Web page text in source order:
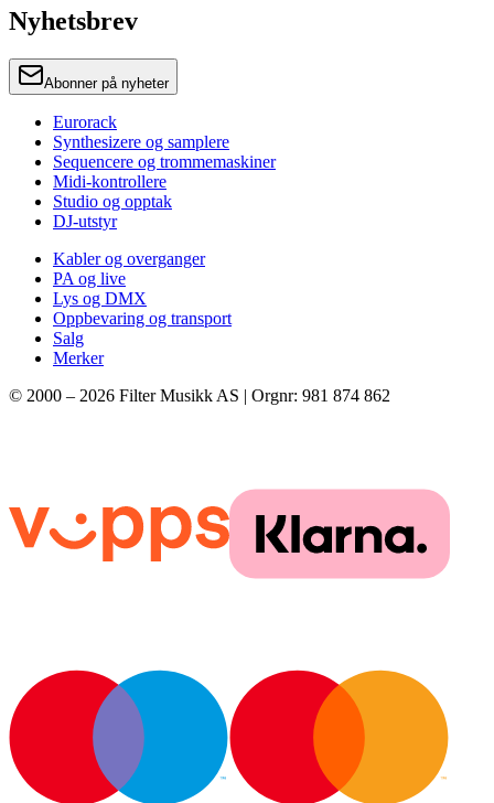
Nyhetsbrev
Abonner på nyheter
Eurorack
Synthesizere og samplere
Sequencere og trommemaskiner
Midi-kontrollere
Studio og opptak
DJ-utstyr
Kabler og overganger
PA og live
Lys og DMX
Oppbevaring og transport
Salg
Merker
© 2000 – 2026 Filter Musikk AS | Orgnr: 981 874 862